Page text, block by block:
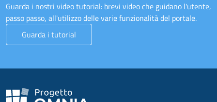
Guarda i nostri video tutorial: brevi video che guidano l'utente,
passo passo, all'utilizzo delle varie funzionalità del portale.
Guarda i tutorial